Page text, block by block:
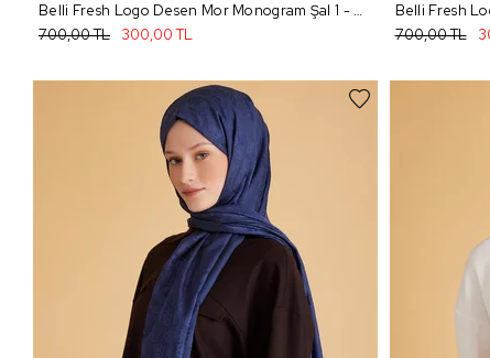
Belli Fresh Logo Desen Mor Monogram Şal 1 - 95
300,00 TL
700,00 TL 700,00 TL